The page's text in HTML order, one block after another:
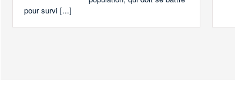
pour survi [...]